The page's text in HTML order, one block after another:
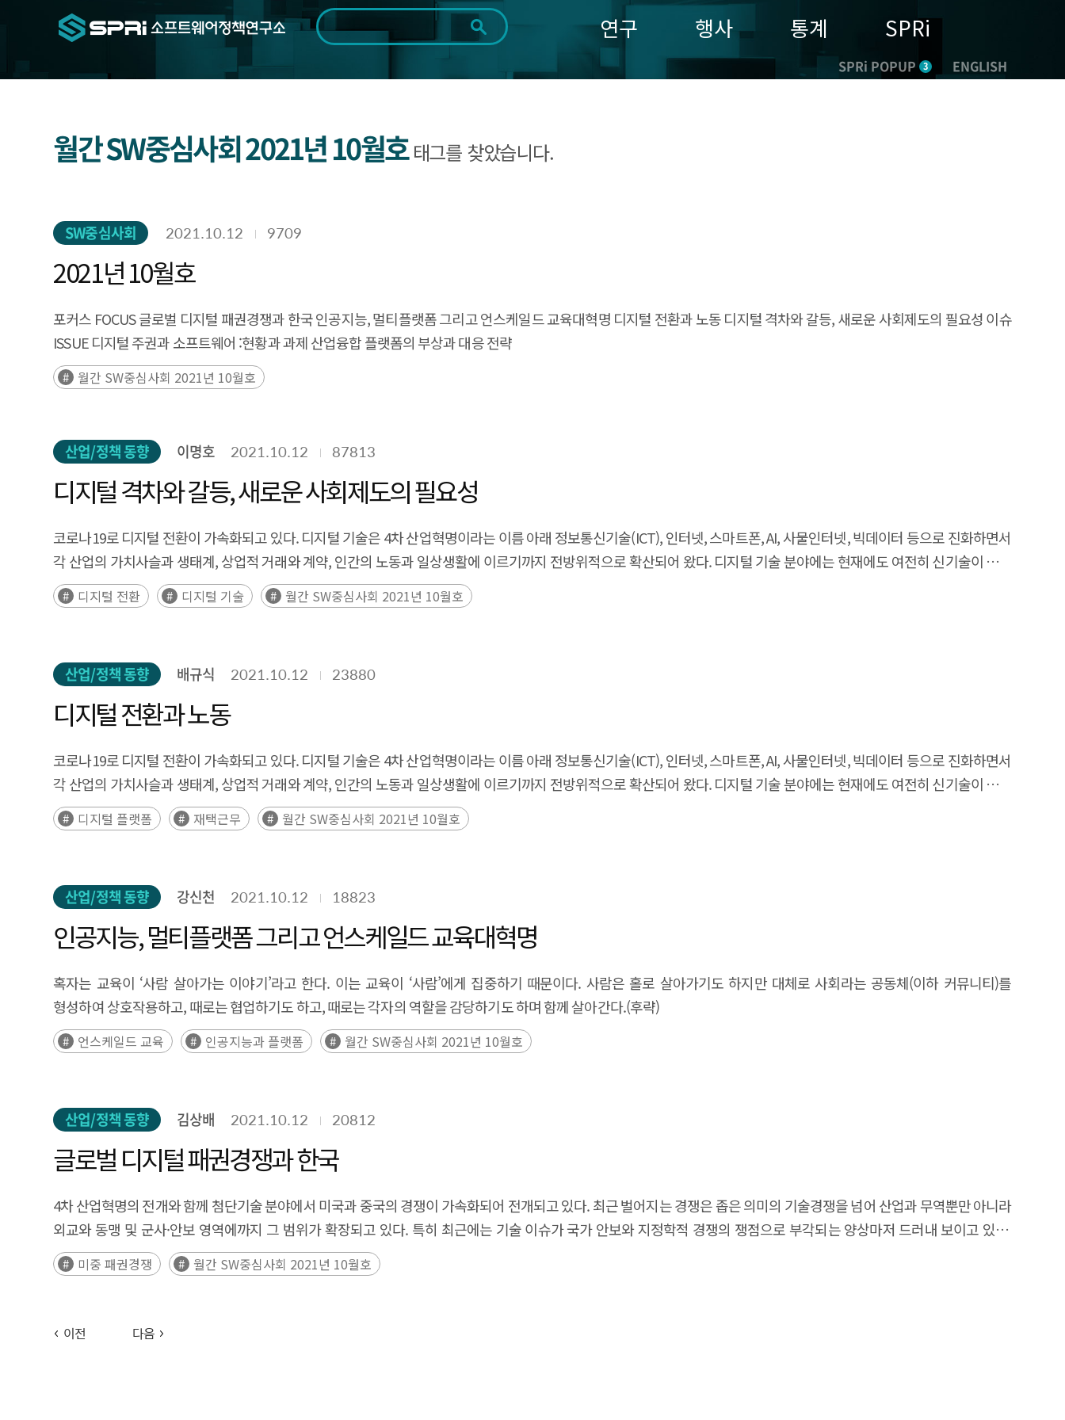
기간 전체 1일 1주 1개월 3개월 1년
작
일
지
막
조회
연구 행사 통계 SPRi
SPRi POPUP 3 ENGLISH
월간 SW중심사회 2021년 10월호태그를 찾았습니다.
SW중심사회 2021.10.12 9709
2021년 10월호
포커스 FOCUS 글로벌 디지털 패권경쟁과 한국 인공지능, 멀티플랫폼 그리고 언스케일드 교육대혁명 디지털 전환과 노동 디지털 격차와 갈등, 새로운 사회제도의 필요성 이슈
ISSUE 디지털 주권과 소프트웨어 :현황과 과제 산업융합 플랫폼의 부상과 대응 전략
월간 SW중심사회 2021년 10월호
산업/정책 동향 이명호 2021.10.12 87813
디지털 격차와 갈등, 새로운 사회제도의 필요성
코로나19로 디지털 전환이 가속화되고 있다. 디지털 기술은 4차 산업혁명이라는 이름 아래 정보통신기술(ICT), 인터넷, 스마트폰, AI, 사물인터넷, 빅데이터 등으로 진화하면서
각 산업의 가치사슬과 생태계, 상업적 거래와 계약, 인간의 노동과 일상생활에 이르기까지 전방위적으로 확산되어 왔다. 디지털 기술 분야에는 현재에도 여전히 신기술이 등장
·확산·진화하고 있어서 어디까지 진전될지 알 수 없다.(후략)
디지털 전환 디지털 기술 월간 SW중심사회 2021년 10월호
산업/정책 동향 배규식 2021.10.12 23880
디지털 전환과 노동
코로나19로 디지털 전환이 가속화되고 있다. 디지털 기술은 4차 산업혁명이라는 이름 아래 정보통신기술(ICT), 인터넷, 스마트폰, AI, 사물인터넷, 빅데이터 등으로 진화하면서
각 산업의 가치사슬과 생태계, 상업적 거래와 계약, 인간의 노동과 일상생활에 이르기까지 전방위적으로 확산되어 왔다. 디지털 기술 분야에는 현재에도 여전히 신기술이 등장
·확산·진화하고 있어서 어디까지 진전될지 알 수 없다.(후략)
디지털 플랫폼 재택근무 월간 SW중심사회 2021년 10월호
산업/정책 동향 강신천 2021.10.12 18823
인공지능, 멀티플랫폼 그리고 언스케일드 교육대혁명
혹자는 교육이 ‘사람 살아가는 이야기’라고 한다. 이는 교육이 ‘사람’에게 집중하기 때문이다. 사람은 홀로 살아가기도 하지만 대체로 사회라는 공동체(이하 커뮤니티)를
형성하여 상호작용하고, 때로는 협업하기도 하고, 때로는 각자의 역할을 감당하기도 하며 함께 살아간다.(후략)
언스케일드 교육 인공지능과 플랫폼 월간 SW중심사회 2021년 10월호
산업/정책 동향 김상배 2021.10.12 20812
글로벌 디지털 패권경쟁과 한국
4차 산업혁명의 전개와 함께 첨단기술 분야에서 미국과 중국의 경쟁이 가속화되어 전개되고 있다. 최근 벌어지는 경쟁은 좁은 의미의 기술경쟁을 넘어 산업과 무역뿐만 아니라
외교와 동맹 및 군사·안보 영역에까지 그 범위가 확장되고 있다. 특히 최근에는 기술 이슈가 국가 안보와 지정학적 경쟁의 쟁점으로 부각되는 양상마저 드러내 보이고 있다.
(후략)
미중 패권경쟁 월간 SW중심사회 2021년 10월호
이전 다음